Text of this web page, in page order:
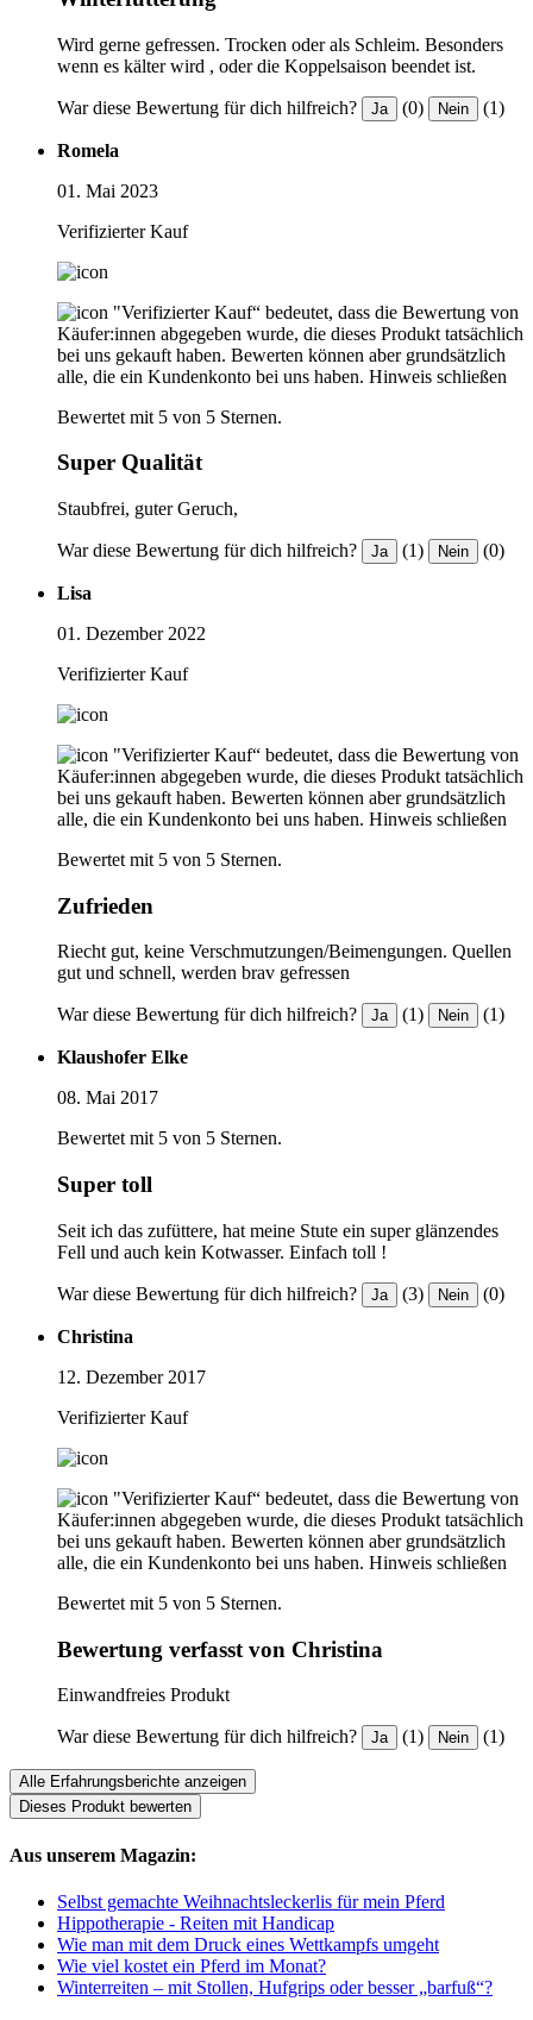
Wird gerne gefressen. Trocken oder als Schleim. Besonders
wenn es kälter wird , oder die Koppelsaison beendet ist.
War diese Bewertung für dich hilfreich? Ja (0) Nein (1)
Romela
01. Mai 2023
Verifizierter Kauf
"Verifizierter Kauf“ bedeutet, dass die Bewertung von
Käufer:innen abgegeben wurde, die dieses Produkt tatsächlich
bei uns gekauft haben. Bewerten können aber grundsätzlich
alle, die ein Kundenkonto bei uns haben. Hinweis schließen
Bewertet mit 5 von 5 Sternen.
Super Qualität
Staubfrei, guter Geruch,
War diese Bewertung für dich hilfreich? Ja (1) Nein (0)
Lisa
01. Dezember 2022
Verifizierter Kauf
"Verifizierter Kauf“ bedeutet, dass die Bewertung von
Käufer:innen abgegeben wurde, die dieses Produkt tatsächlich
bei uns gekauft haben. Bewerten können aber grundsätzlich
alle, die ein Kundenkonto bei uns haben. Hinweis schließen
Bewertet mit 5 von 5 Sternen.
Zufrieden
Riecht gut, keine Verschmutzungen/Beimengungen. Quellen
gut und schnell, werden brav gefressen
War diese Bewertung für dich hilfreich? Ja (1) Nein (1)
Klaushofer Elke
08. Mai 2017
Bewertet mit 5 von 5 Sternen.
Super toll
Seit ich das zufüttere, hat meine Stute ein super glänzendes
Fell und auch kein Kotwasser. Einfach toll !
War diese Bewertung für dich hilfreich? Ja (3) Nein (0)
Christina
12. Dezember 2017
Verifizierter Kauf
"Verifizierter Kauf“ bedeutet, dass die Bewertung von
Käufer:innen abgegeben wurde, die dieses Produkt tatsächlich
bei uns gekauft haben. Bewerten können aber grundsätzlich
alle, die ein Kundenkonto bei uns haben. Hinweis schließen
Bewertet mit 5 von 5 Sternen.
Bewertung verfasst von Christina
Einwandfreies Produkt
War diese Bewertung für dich hilfreich? Ja (1) Nein (1)
Alle Erfahrungsberichte anzeigen
Dieses Produkt bewerten
Aus unserem Magazin:
Selbst gemachte Weihnachtsleckerlis für mein Pferd
Hippotherapie - Reiten mit Handicap
Wie man mit dem Druck eines Wettkampfs umgeht
Wie viel kostet ein Pferd im Monat?
Winterreiten – mit Stollen, Hufgrips oder besser „barfuß“?